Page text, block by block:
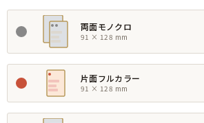
両面モノクロ
91 × 128 mm
片面フルカラー
91 × 128 mm